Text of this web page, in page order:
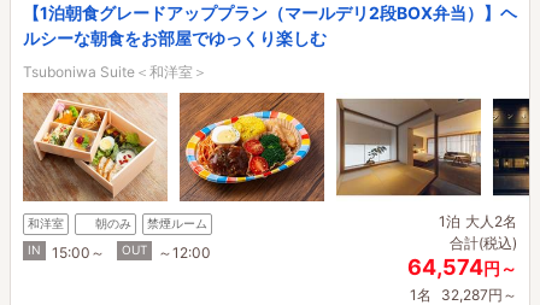
【1泊朝食グレードアッププラン（マールデリ2段BOX弁当）】ヘ
ルシーな朝食をお部屋でゆっくり楽しむ
Tsuboniwa Suite＜和洋室＞
和洋室 朝のみ
禁煙ルーム
IN
15:00～ OUT ～12:00
1泊 大人2名
合計(税込)
64,574円～
1名 32,287円～